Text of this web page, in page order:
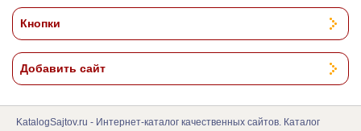
Кнопки
Добавить сайт
KatalogSajtov.ru - Интернет-каталог качественных сайтов. Каталог